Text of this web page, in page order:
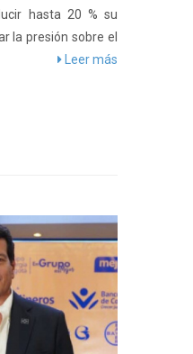
hasta 20 % su
la presión sobre el
Leer más